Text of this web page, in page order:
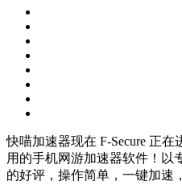
快喵加速器现在 F-Secure 正在
用的手机网游加速器软件！以